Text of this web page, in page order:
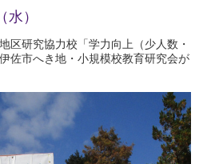
）
区研究協力校「学力向上（少人数・
佐市へき地・小規模校教育研究会が